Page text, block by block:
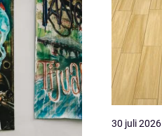
30 juli 2026